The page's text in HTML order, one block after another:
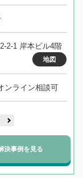
2-1 岸本ビル4階
地図
ンライン相談可
決事例を見る